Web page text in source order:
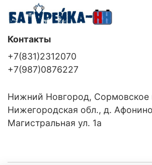
Контакты
+7(831)2312070
+7(987)0876227
Нижний Новгород, Сормовское
Нижегородская обл., д.
Магистральная ул. 1а